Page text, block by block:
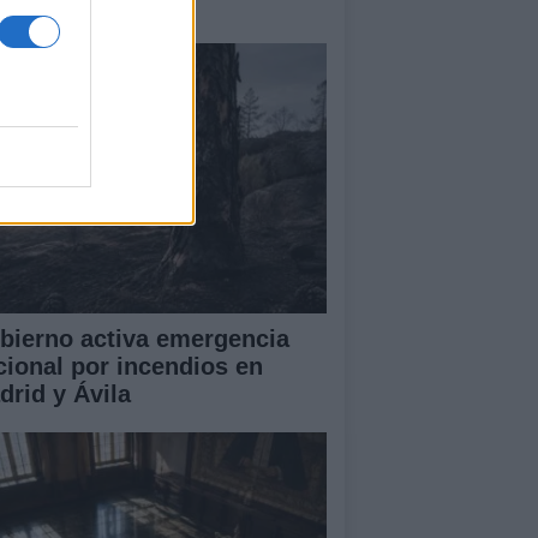
activa emergencia
por incendios en
y Ávila